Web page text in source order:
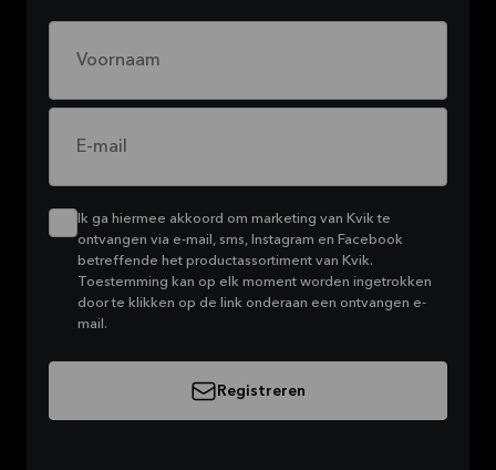
Voornaam
E-mail
Ik ga hiermee akkoord om marketing van Kvik te
ontvangen via e-mail, sms, Instagram en Facebook
betreffende het productassortiment van Kvik.
Toestemming kan op elk moment worden ingetrokken
door te klikken op de link onderaan een ontvangen e-
mail.
Registreren